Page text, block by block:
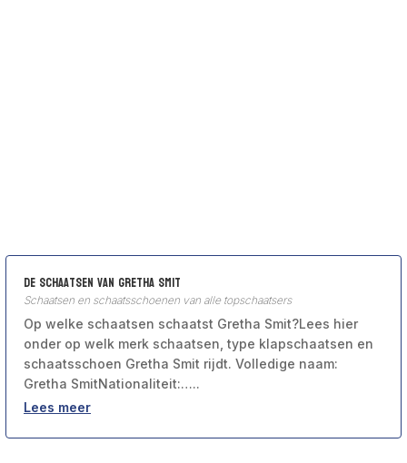
De schaatsen van Gretha Smit
Schaatsen en schaatsschoenen van alle topschaatsers
Op welke schaatsen schaatst Gretha Smit?Lees hier
onder op welk merk schaatsen, type klapschaatsen en
schaatsschoen Gretha Smit rijdt. Volledige naam:
Gretha SmitNationaliteit:…..
Lees meer